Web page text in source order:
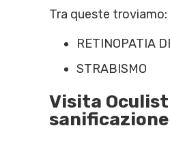
Tra queste troviamo:
RETINOPATIA
STRABISMO
Visita
sanificazione